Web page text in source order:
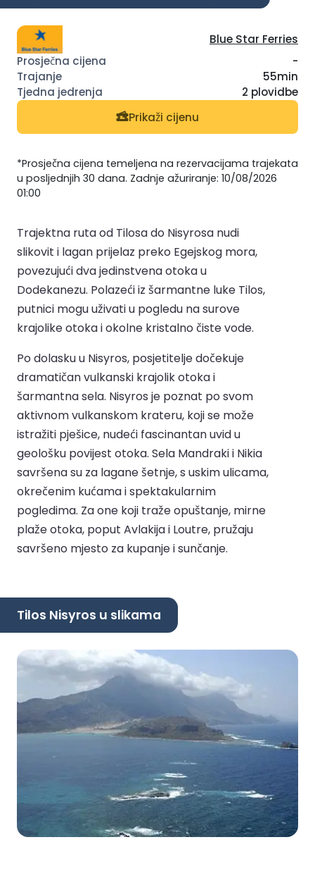
Blue Star Ferries
-
55min
2 plovidbe
Prikaži cijenu
*Prosječna cijena temeljena na rezervacijama trajekata
u posljednjih 30 dana. Zadnje ažuriranje: 10/08/2026
01:00
Trajektna ruta od Tilosa do Nisyrosa nudi
slikovit i lagan prijelaz preko Egejskog mora,
povezujući dva jedinstvena otoka u
Dodekanezu. Polazeći iz šarmantne luke Tilos,
putnici mogu uživati u pogledu na surove
krajolike otoka i okolne kristalno čiste vode.
Po dolasku u Nisyros, posjetitelje dočekuje
dramatičan vulkanski krajolik otoka i
šarmantna sela. Nisyros je poznat po svom
aktivnom vulkanskom krateru, koji se može
istražiti pješice, nudeći fascinantan uvid u
geološku povijest otoka. Sela Mandraki i Nikia
savršena su za lagane šetnje, s uskim ulicama,
okrečenim kućama i spektakularnim
pogledima. Za one koji traže opuštanje, mirne
plaže otoka, poput Avlakija i Loutre, pružaju
savršeno mjesto za kupanje i sunčanje.
Tilos Nisyros u slikama